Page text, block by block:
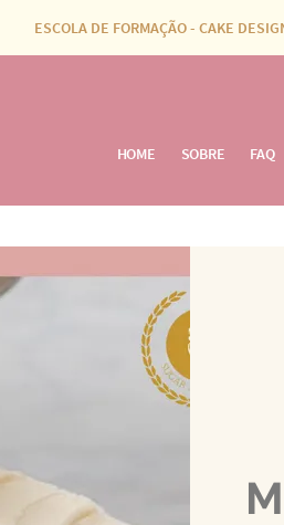
ESCOLA DE FORMAÇÃO - CAKE
HOME SOBRE FAQ